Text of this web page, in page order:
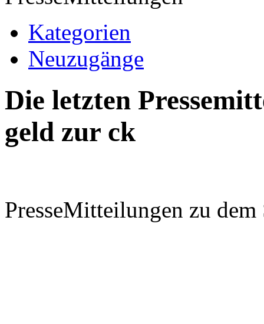
Kategorien
Neuzugänge
Die letzten
geld zur ck
PresseMitteilungen zu